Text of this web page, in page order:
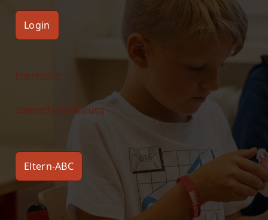
Login
Impressum
Datenschutzerklärung
Eltern-ABC